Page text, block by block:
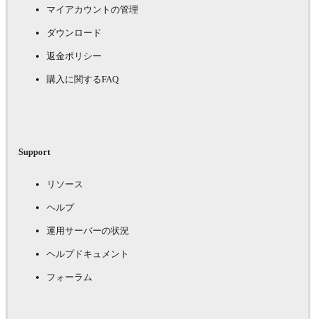
マイアカウントの管理
ダウンロード
返金ポリシー
購入に関するFAQ
Support
リソース
ヘルプ
運用サーバーの状況
ヘルプドキュメント
フォーラム